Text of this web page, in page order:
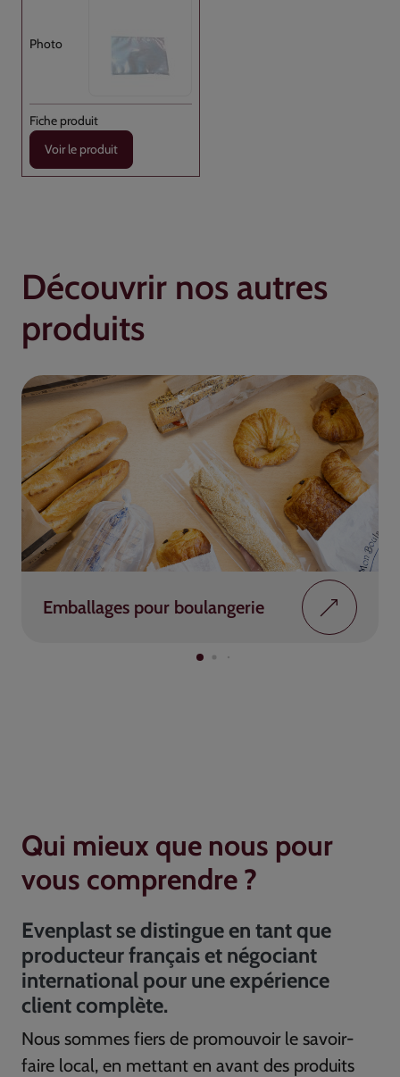
Voir le produit
Découvrir nos autres
produits
Emballages pour boulangerie
Qui mieux que nous pour
vous comprendre ?
Evenplast se distingue en tant que
producteur français et négociant
international pour une expérience
client complète.
Nous sommes fiers de promouvoir le savoir-
faire local, en mettant en avant des produits